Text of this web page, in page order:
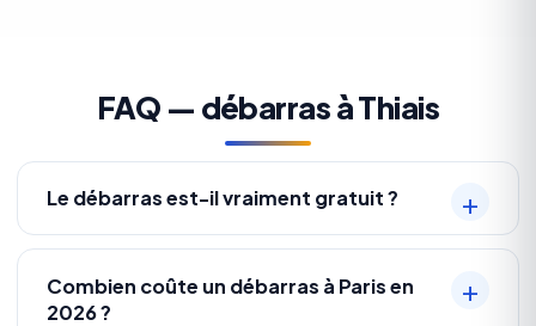
FAQ — débarras à Thiais
Le débarras est-il vraiment gratuit ?
Combien coûte un débarras à Paris en
2026 ?